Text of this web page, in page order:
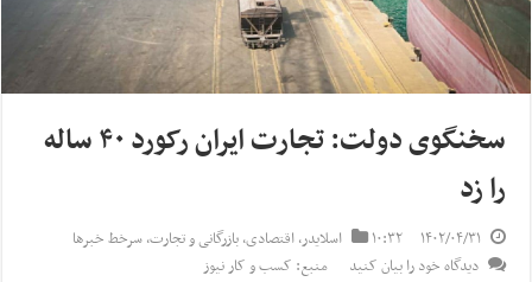
سخنگوی دولت: تجارت ایران رکورد ۴۰ ساله
را زد
۱۴۰۲/۰۴/۳۱ ۱۰:۳۲ اسلایدر,اقتصادی,بازرگانی و تجارت,سرخط خبرها
دیدگاه خود را بیان کنید
منبع: کسب و کار نیوز